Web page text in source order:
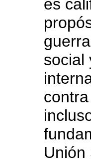
es
social
Unión